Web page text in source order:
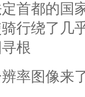
首都的国
行绕了几
根
率图像来